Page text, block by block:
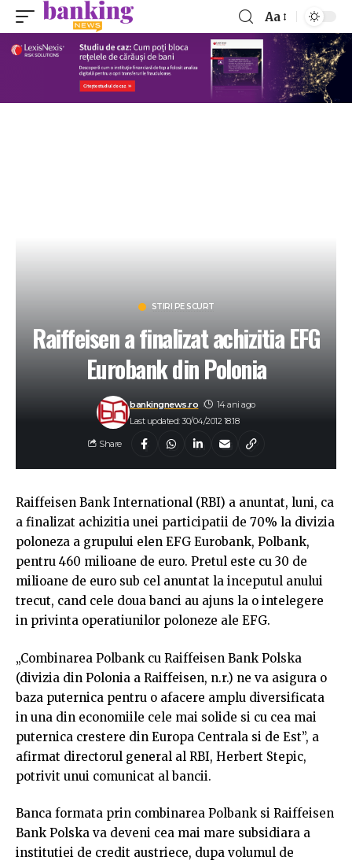
Aa
STIRI PE SCURT
Raiffeisen a finalizat achizitia EFG
Eurobank din Polonia
Last updated: 30/04/2012 18:18
bankingnews.ro 14 ani ago
Share
Raiffeisen Bank International (RBI) a anuntat, luni, ca
a finalizat achizitia unei participatii de 70% la divizia
poloneza a grupului elen EFG Eurobank, Polbank,
pentru 460 milioane de euro. Pretul este cu 30 de
milioane de euro sub cel anuntat la inceputul anului
trecut, cand cele doua banci au ajuns la o intelegere
in privinta operatiunilor poloneze ale EFG.
„Combinarea Polbank cu Raiffeisen Bank Polska
(divizia din Polonia a Raiffeisen, n.r.) ne va asigura o
baza puternica pentru o afacere amplu diversificata
in una din economiile cele mai solide si cu cea mai
puternica crestere din Europa Centrala si de Est”, a
afirmat directorul general al RBI, Herbert Stepic,
potrivit unui comunicat al bancii.
Banca formata prin combinarea Polbank si Raiffeisen
Bank Polska va deveni cea mai mare subsidiara a
institutiei de credit austriece, dupa volumul de